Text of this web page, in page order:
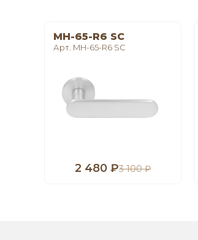
MH-65-R6 SC
Арт. MH-65-R6 SC
2 480 ₽3 100 ₽